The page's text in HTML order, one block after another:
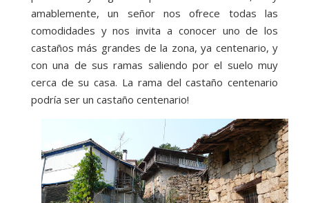
amablemente, un señor nos ofrece todas las
comodidades y nos invita a conocer uno de los
castaños más grandes de la zona, ya centenario, y
con una de sus ramas saliendo por el suelo muy
cerca de su casa. La rama del castaño centenario
podría ser un castaño centenario!